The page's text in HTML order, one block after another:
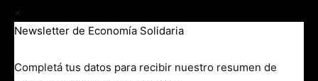
×
Newsletter de Economía Solidaria
Completá tus datos para recibir nuestro resumen de